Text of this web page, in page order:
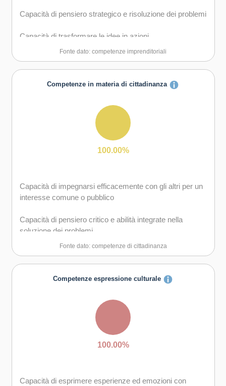
Capacità di mantenersi resilienti
Capacità di favorire il proprio benessere fisico ed
Capacità di pensiero strategico e risoluzione dei problemi
Capacità di trasformare le idee in azioni
Capacità di assumere l'iniziativa
gruppo sia in maniera autonoma
Capacità di comunicare e negoziare efficacemente con
Capacità di possedere spirito di iniziativa e
autoconsapevolezza
Capacità di essere proattivi e lungimiranti
Capacità di coraggio e perseveranza nel raggiungimento
degli obiettivi
Capacità di motivare gli altri e valorizzare le loro idee, di
Fonte dato: competenze imprenditoriali
Competenze in materia di cittadinanza
100.00%
Capacità di impegnarsi efficacemente con gli altri per un
interesse comune o pubblico
Capacità di pensiero critico e abilità integrate nella
soluzione dei problemi
Fonte dato: competenze di cittadinanza
Competenze espressione culturale
100.00%
Capacità di esprimere esperienze ed emozioni con